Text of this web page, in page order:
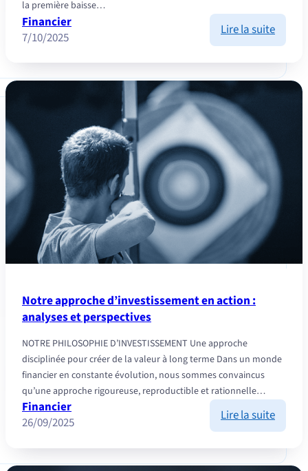
la première baisse…
Financier
7/10/2025
Lire la suite:
Market
2025
Notre approche d’investissement en action :
analyses et perspectives
NOTRE PHILOSOPHIE D’INVESTISSEMENT Une approche
disciplinée pour créer de la valeur à long terme Dans un monde
financier en constante évolution, nous sommes convaincus
qu’une approche rigoureuse, reproductible et rationnelle…
Financier
26/09/2025
Lire la suite:
Notre